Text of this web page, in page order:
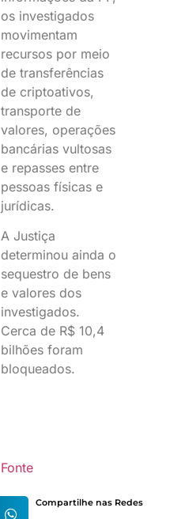
os investigados
movimentam
recursos por meio
de transferências
de criptoativos,
transporte de
valores, operações
bancárias vultosas
e repasses entre
pessoas físicas e
jurídicas.
A Justiça
determinou ainda o
sequestro de bens
e valores dos
investigados.
Cerca de R$ 10,4
bilhões foram
bloqueados.
Fonte
Compartilhe nas Redes